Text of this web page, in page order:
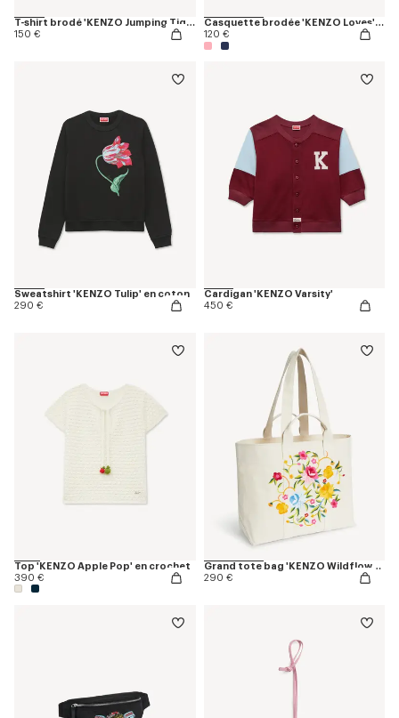
T-shirt brodé 'KENZO Jumping Tiger' en coton
150 €
Casquette brodée 'KENZO Loves' en coton
120 €
Sweatshirt 'KENZO Tulip' en coton
290 €
Cardigan 'KENZO Varsity'
450 €
Top 'KENZO Apple Pop' en crochet
390 €
Grand tote bag 'KENZO Wildflower' en toile
290 €